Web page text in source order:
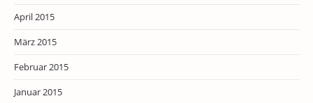
April 2015
März 2015
Februar 2015
Januar 2015